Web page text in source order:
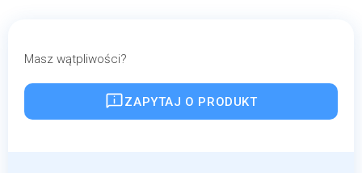
Masz wątpliwości?
ZAPYTAJ O PRODUKT